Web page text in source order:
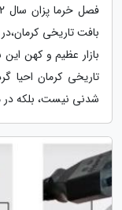
بافت تاریخی
بازار عظیم و کهن
تاریخی کرمان احیا
شدنی نیست، بلکه در